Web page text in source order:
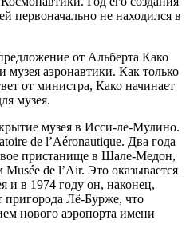
первоначально не находился в
от Альберта Како
аэронавтики. Как только
от министра, Како начинает
музея.
музея в Исси-ле-Мулино.
de l’Aéronautique. Два года
пристанище в Шале-Медон,
de l’Air. Это оказывается
и в 1974 году он, наконец,
пригорода Лё-Бурже, что
нового аэропорта имени